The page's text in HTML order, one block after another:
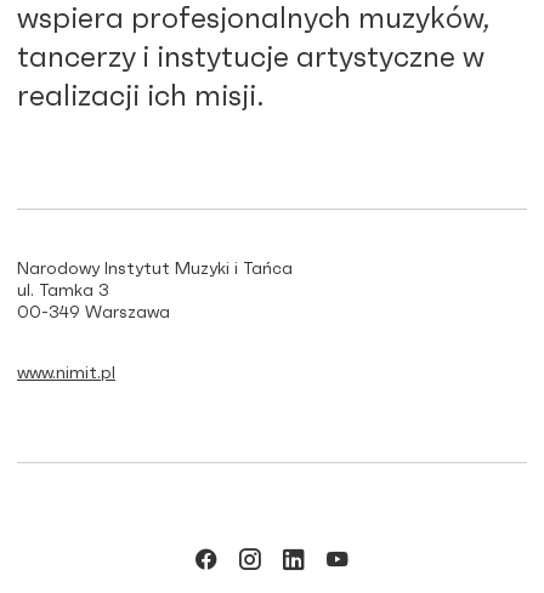
wspiera profesjonalnych muzyków,
tancerzy i instytucje artystyczne w
realizacji ich misji.
Narodowy Instytut Muzyki i Tańca
ul. Tamka 3
00-349 Warszawa
www.nimit.pl